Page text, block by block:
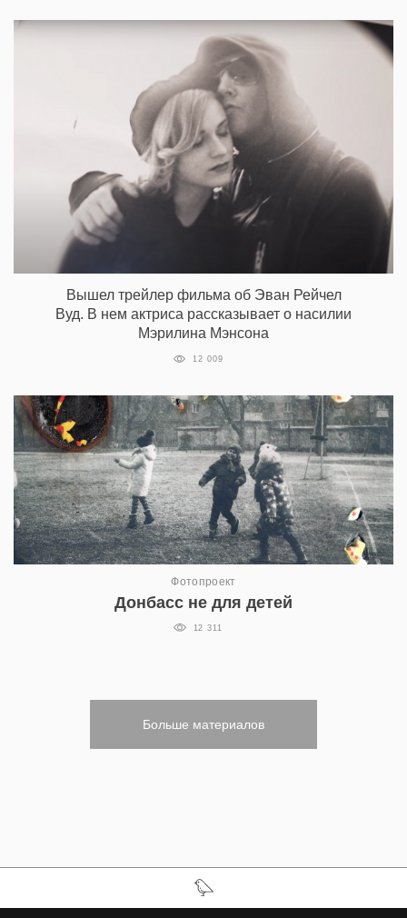
Вышел трейлер фильма об Эван Рейчел
Вуд. В нем актриса рассказывает о насилии
Мэрилина Мэнсона
12 009
Фотопроект
Донбасс не для детей
12 311
Больше материалов